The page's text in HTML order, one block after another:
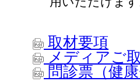
取材要項
メディアご
問診票（健